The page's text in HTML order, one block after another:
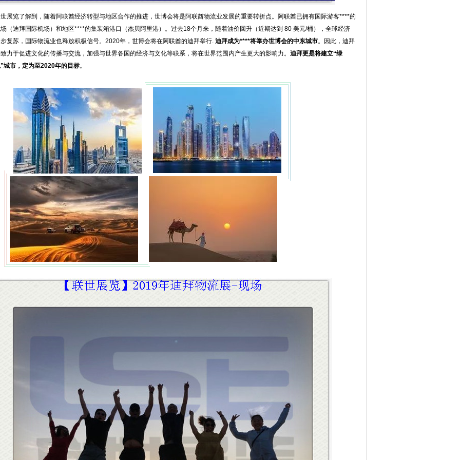
展览了解到，随着阿联酋经济转型与地区合作的推进，世博会将是阿联酋物流业发展的重要转折点。阿联酋已拥有国际游客****的
（迪拜国际机场）和地区****的集装箱港口（杰贝阿里港）。过去18个月来，随着油价回升（近期达到 80 美元/桶），全球经济
复苏，国际物流业也释放积极信号。2020年，世博会将在阿联酋的迪拜举行. 迪拜成为****将举办世博会的中东城市。因此，迪拜
力于促进文化的传播与交流，加强与世界各国的经济与文化等联系，将在世界范围内产生更大的影响力。 迪拜更是将建立“绿
城市，定为至2020年的目标。